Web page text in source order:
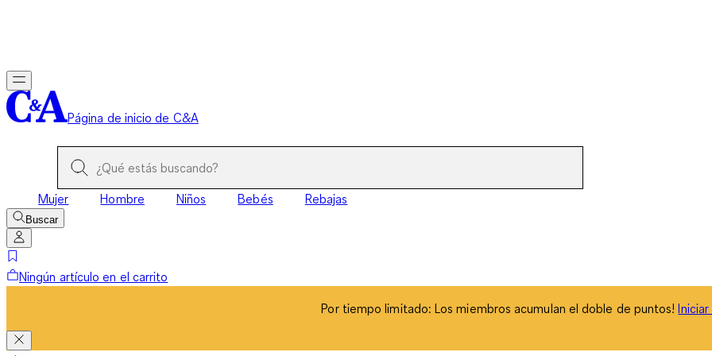
Página de inicio de C&A
Mujer Hombre Niños Bebés Rebajas
Buscar
Ningún artículo en el carrito
Por tiempo limitado: Los miembros acumulan el doble de puntos!